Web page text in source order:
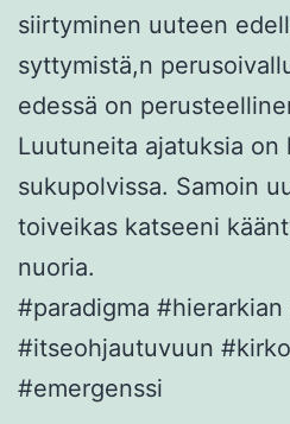
siirtyminen uuteen
syttymistä,n
edessä on
Luutuneita ajatuksia on
sukupolvissa. Samoin
toiveikas katseeni
nuoria.
#paradigma
#itseohjautuvuun
#emergenssi